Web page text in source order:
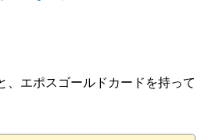
、エポスゴールドカードを持って